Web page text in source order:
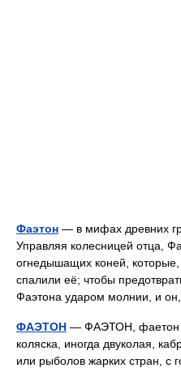
Фаэтон — в мифах древних
Управляя колесницей отца,
огнедышащих коней,
спалили её; чтобы
Фаэтона ударом молнии, и
ФАЭТОН — ФАЭТОН, фаетон
коляска, иногда двуколая,
или рыболов жарких стран, с